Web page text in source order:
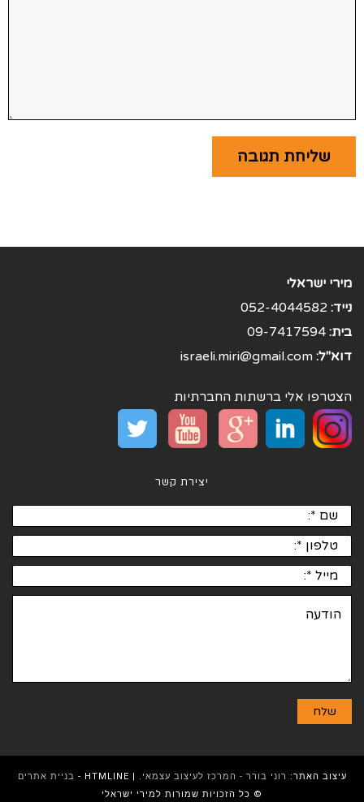
מירי ישראלי
נייד: 052-4044582
בית: 09-7417594
דוא"ל: israeli.miri@gmail.com
הצטרפו אלי ברשתות החברתיות
יצירת קשר
עיצוב האתר: רוני בורר - המרכז לעיצוב עצמאי. | HTMLINE -
בניית אתרים
© כל הזכויות שמורות למירי ישראלי